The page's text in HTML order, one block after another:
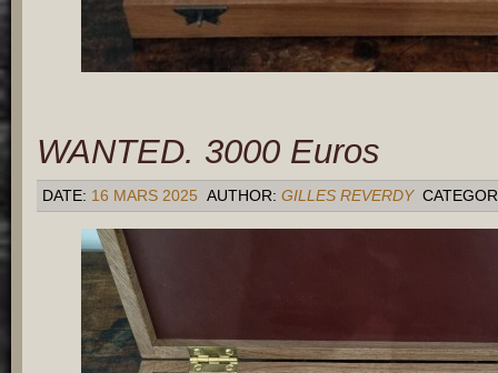
WANTED. 3000 Euros
DATE: 16 MARS 2025 AUTHOR: GILLES REVERDY